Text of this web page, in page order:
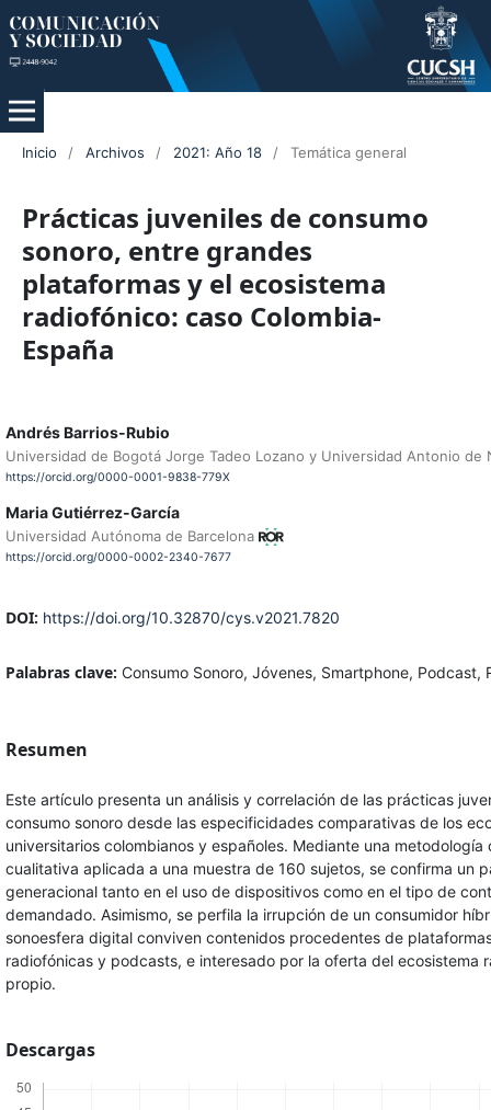
Inicio / Archivos / 2021: Año 18 / Temática general
Prácticas juveniles de consumo
sonoro, entre grandes
plataformas y el ecosistema
radiofónico: caso Colombia-
España
Andrés Barrios-Rubio
Universidad de Bogotá Jorge Tadeo Lozano y Universidad Antonio de
https://orcid.org/0000-0001-9838-779X
Maria Gutiérrez-García
Universidad Autónoma de Barcelona
https://orcid.org/0000-0002-2340-7677
DOI: https://doi.org/10.32870/cys.v2021.7820
Palabras clave: Consumo Sonoro, Jóvenes, Smartphone, Podcast,
Resumen
Este artículo presenta un análisis y correlación de las prácticas
consumo sonoro desde las especificidades comparativas de los
universitarios colombianos y españoles. Mediante una
cualitativa aplicada a una muestra de 160 sujetos, se confirma un
generacional tanto en el uso de dispositivos como en el tipo de
demandado. Asimismo, se perfila la irrupción de un consumidor
sonoesfera digital conviven contenidos procedentes de
radiofónicas y podcasts, e interesado por la oferta del ecosistema
propio.
Descargas